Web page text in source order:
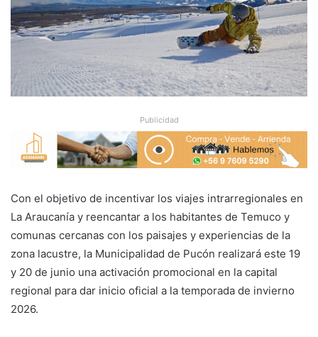
Publicidad
Con el objetivo de incentivar los viajes intrarregionales en
La Araucanía y reencantar a los habitantes de Temuco y
comunas cercanas con los paisajes y experiencias de la
zona lacustre, la Municipalidad de Pucón realizará este 19
y 20 de junio una activación promocional en la capital
regional para dar inicio oficial a la temporada de invierno
2026.